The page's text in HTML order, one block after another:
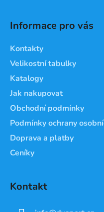
Informace pro vás
Kontakty
Velikostní tabulky
Katalogy
Jak nakupovat
Obchodní podmínky
Podmínky ochrany
Doprava a platby
Ceníky
Kontakt